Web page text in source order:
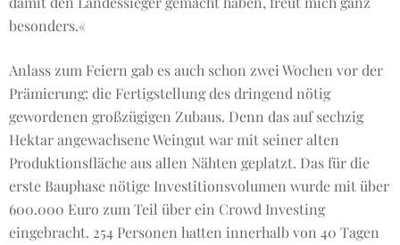
besonders.«
Anlass zum Feiern gab es auch schon zwei Wochen vor der
Prämierung: die Fertigstellung des dringend nötig
gewordenen großzügigen Zubaus. Denn das auf sechzig
Hektar angewachsene Weingut war mit seiner alten
Produktionsfläche aus allen Nähten geplatzt. Das für die
erste Bauphase nötige Investitionsvolumen wurde mit über
600.000 Euro zum Teil über ein Crowd Investing
eingebracht. 254 Personen hatten innerhalb von 40 Tagen